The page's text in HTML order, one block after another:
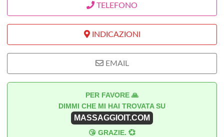
TELEFONO
INDICAZIONI
EMAIL
PER FAVORE 🙏
DIMMI CHE MI HAI TROVATA SU
MASSAGGIOIT.COM
😘 GRAZIE. 💞